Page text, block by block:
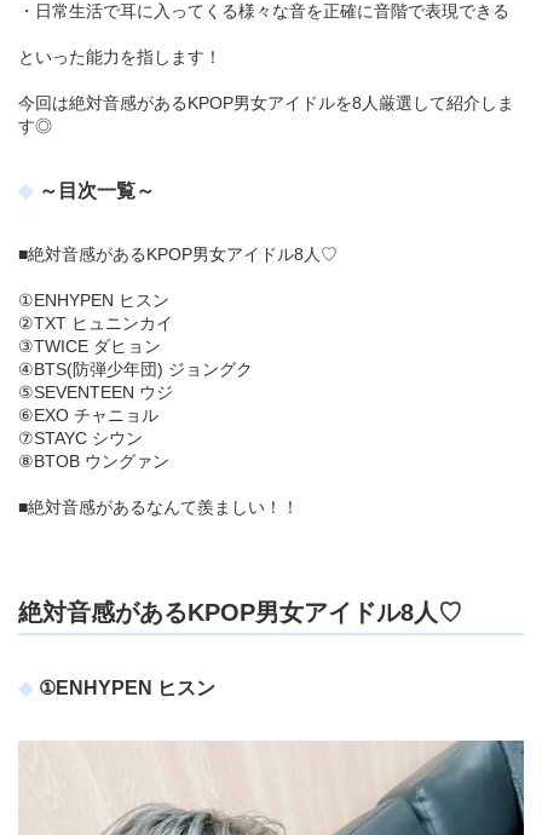
・日常生活で耳に入ってくる様々な音を正確に音階で表現できる
といった能力を指します！
今回は絶対音感があるKPOP男女アイドルを8人厳選して紹介しま
す◎
～目次一覧～
■絶対音感があるKPOP男女アイドル8人♡
①ENHYPEN ヒスン
②TXT ヒュニンカイ
③TWICE ダヒョン
④BTS(防弾少年団) ジョングク
⑤SEVENTEEN ウジ
⑥EXO チャニョル
⑦STAYC シウン
⑧BTOB ウングァン
■絶対音感があるなんて羨ましい！！
絶対音感があるKPOP男女アイドル8人♡
①ENHYPEN ヒスン